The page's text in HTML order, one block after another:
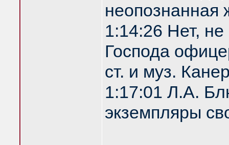
1:14:26 Нет,
Господа
ст. и муз.
1:17:01 Л.А.
экземпляры